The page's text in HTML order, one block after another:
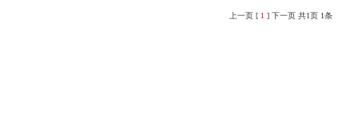
上一页 [1 ] 下一页 共1页 1条